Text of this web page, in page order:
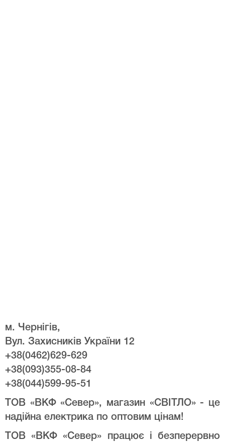
м. Чернігів,
Вул. Захисників України 12
+38(0462)629-629
+38(093)355-08-84
+38(044)599-95-51
ТОВ «ВКФ «Север», магазин «СВІТЛО» - це
надійна електрика по оптовим цінам!
ТОВ «ВКФ «Север» працює і безперервно